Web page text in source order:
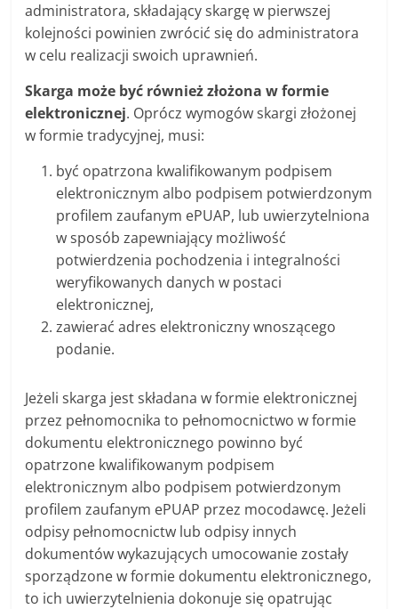
administratora, składający skargę w pierwszej
kolejności powinien zwrócić się do administratora
w celu realizacji swoich uprawnień.
Skarga może być również złożona w formie
elektronicznej. Oprócz wymogów skargi złożonej
w formie tradycyjnej, musi:
być opatrzona kwalifikowanym podpisem
elektronicznym albo podpisem potwierdzonym
profilem zaufanym ePUAP, lub uwierzytelniona
w sposób zapewniający możliwość
potwierdzenia pochodzenia i integralności
weryfikowanych danych w postaci
elektronicznej,
zawierać adres elektroniczny wnoszącego
podanie.
Jeżeli skarga jest składana w formie elektronicznej
przez pełnomocnika to pełnomocnictwo w formie
dokumentu elektronicznego powinno być
opatrzone kwalifikowanym podpisem
elektronicznym albo podpisem potwierdzonym
profilem zaufanym ePUAP przez mocodawcę. Jeżeli
odpisy pełnomocnictw lub odpisy innych
dokumentów wykazujących umocowanie zostały
sporządzone w formie dokumentu elektronicznego,
to ich uwierzytelnienia dokonuje się opatrując